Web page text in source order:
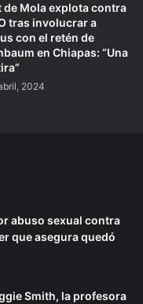
de Mola explota contra
tras involucrar a
con el retén de
en Chiapas: “Una
2024
abuso sexual contra
que asegura quedó
Smith, la profesora